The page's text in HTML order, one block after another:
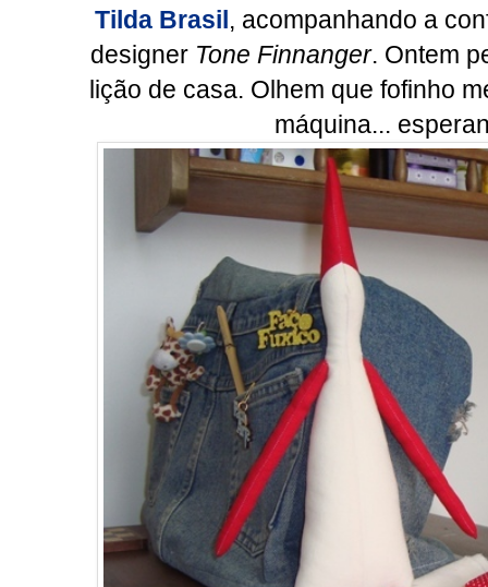
Tilda Brasil, acompanhando a
designer Tone Finnanger. Ontem
lição de casa. Olhem que fofinho
máquina...